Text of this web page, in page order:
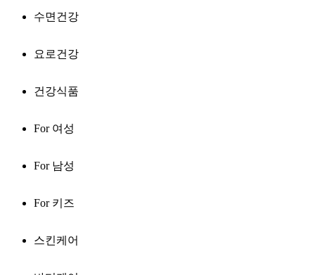
수면건강
요로건강
건강식품
For 여성
For 남성
For 키즈
스킨케어